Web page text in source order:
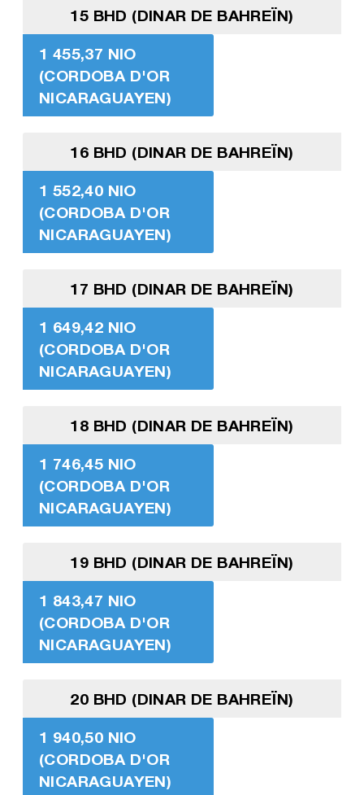
15 BHD (DINAR DE BAHREÏN)
1 455,37 NIO
(CORDOBA D'OR
NICARAGUAYEN)
16 BHD (DINAR DE BAHREÏN)
1 552,40 NIO
(CORDOBA D'OR
NICARAGUAYEN)
17 BHD (DINAR DE BAHREÏN)
1 649,42 NIO
(CORDOBA D'OR
NICARAGUAYEN)
18 BHD (DINAR DE BAHREÏN)
1 746,45 NIO
(CORDOBA D'OR
NICARAGUAYEN)
19 BHD (DINAR DE BAHREÏN)
1 843,47 NIO
(CORDOBA D'OR
NICARAGUAYEN)
20 BHD (DINAR DE BAHREÏN)
1 940,50 NIO
(CORDOBA D'OR
NICARAGUAYEN)